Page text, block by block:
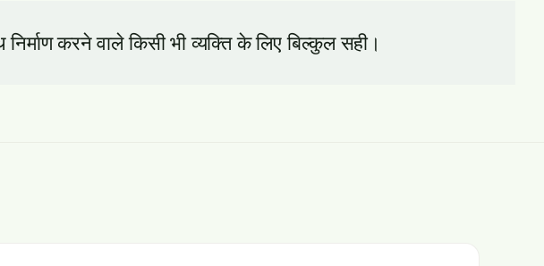
करने वाले किसी भी व्यक्ति के लिए बिल्कुल सही।